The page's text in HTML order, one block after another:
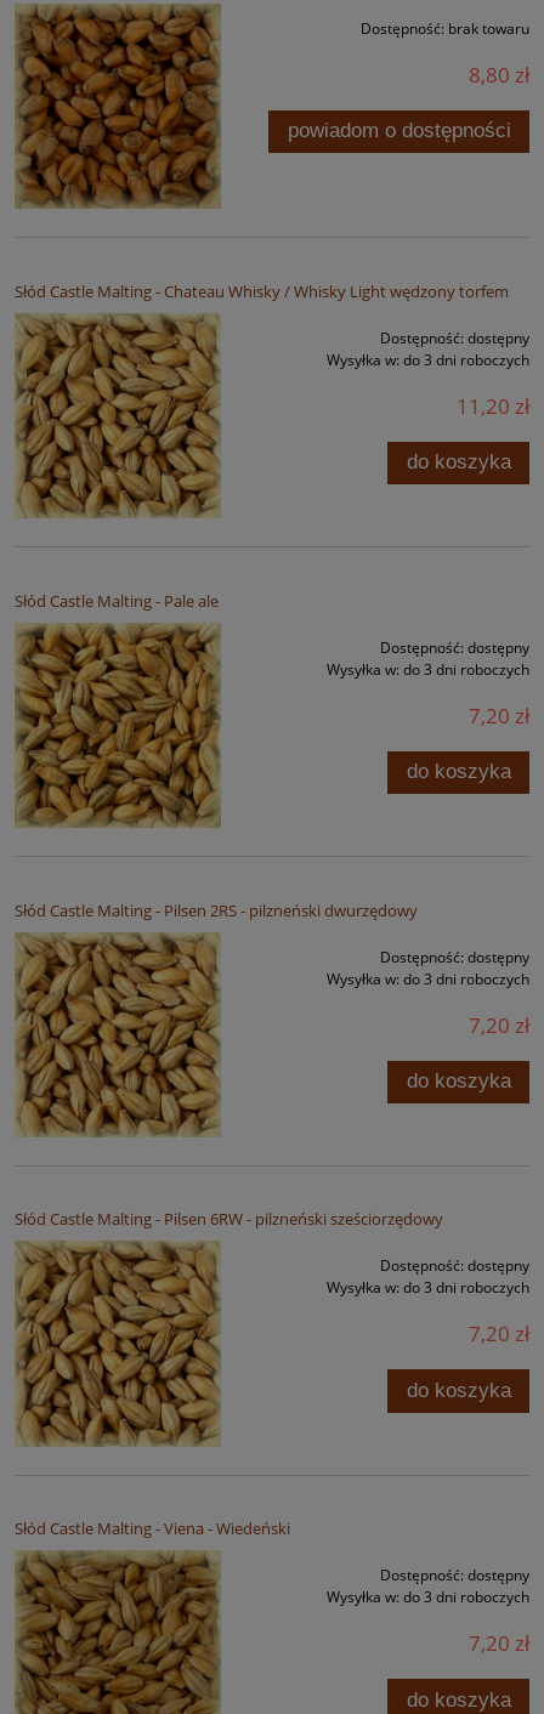
Dostępność: brak towaru
8,80 zł
powiadom o dostępności
Słód Castle Malting - Chateau Whisky / Whisky Light wędzony torfem
Dostępność: dostępny
Wysyłka w: do 3 dni roboczych
11,20 zł
do koszyka
Słód Castle Malting - Pale ale
Dostępność: dostępny
Wysyłka w: do 3 dni roboczych
7,20 zł
do koszyka
Słód Castle Malting - Pilsen 2RS - pilzneński dwurzędowy
Dostępność: dostępny
Wysyłka w: do 3 dni roboczych
7,20 zł
do koszyka
Słód Castle Malting - Pilsen 6RW - pilzneński sześciorzędowy
Dostępność: dostępny
Wysyłka w: do 3 dni roboczych
7,20 zł
do koszyka
Słód Castle Malting - Viena - Wiedeński
Dostępność: dostępny
Wysyłka w: do 3 dni roboczych
7,20 zł
do koszyka